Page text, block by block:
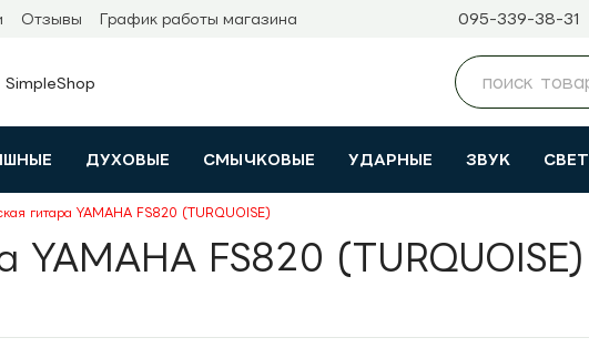
Отзывы График работы магазина 095-339-38-31
ДУХОВЫЕ СМЫЧКОВЫЕ УДАРНЫЕ ЗВУК СВЕТ
гитара YAMAHA FS820 (TURQUOISE)
YAMAHA FS820 (TURQUOISE)